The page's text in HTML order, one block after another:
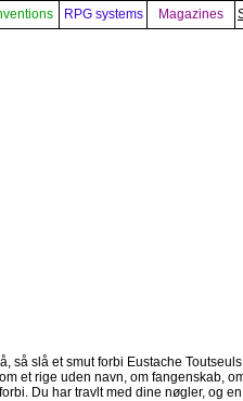
RPG systems Magazines
så slå et smut forbi Eustache
et rige uden navn, om fangenskab,
Du har travlt med dine nøgler, og